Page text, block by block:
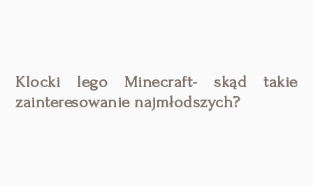
Klocki lego Minecraft- skąd takie
zainteresowanie najmłodszych?